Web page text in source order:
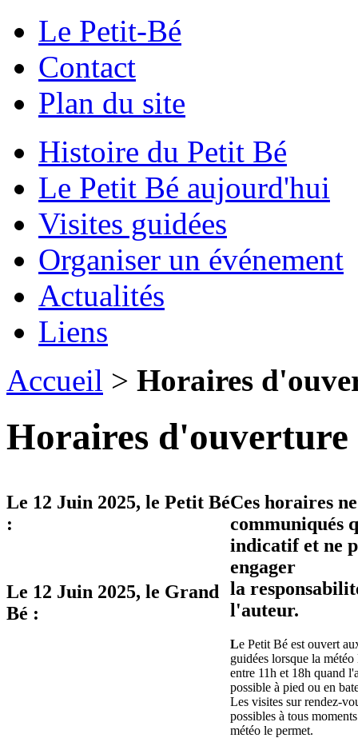
Le Petit-Bé
Contact
Plan du site
Histoire du Petit Bé
Le Petit Bé aujourd'hui
Visites guidées
Organiser un événement
Actualités
Liens
Accueil > Horaires
Horaires d'ouverture
Le 12 Juin 2025, le Petit Bé
:
Le 12 Juin 2025, le Grand
Bé :
Ces horaires
communiqués
indicatif et ne
engager
la
l'auteur.
Le Petit Bé est ouvert
guidées lorsque la météo
entre 11h et 18h quand
possible à pied ou en
Les visites sur rendez-
possibles à tous
météo le permet.